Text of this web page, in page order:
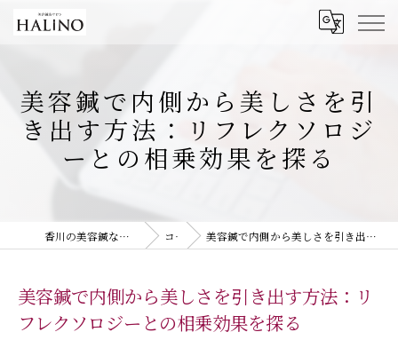
美容鍼で内側から美しさを引
き出す方法：リフレクソロジ
ーとの相乗効果を探る
香川の美容鍼なら美容鍼灸サロン HALiNO コラム 美容鍼で内側から美しさを引き出す方法：リフレクソロジーとの相乗効果を探る
美容鍼で内側から美しさを引き出す方法：リ
フレクソロジーとの相乗効果を探る